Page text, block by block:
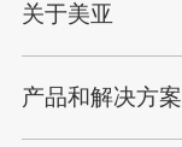
关于美亚
产品和解决方案